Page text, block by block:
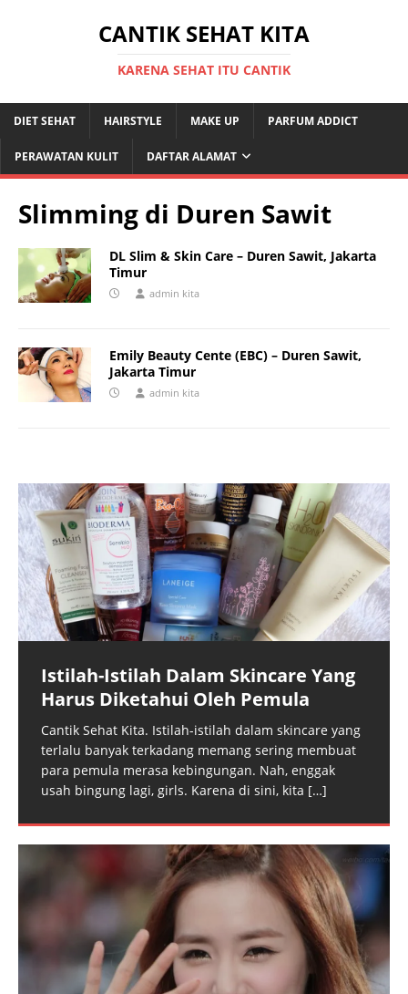
CANTIK SEHAT KITA
KARENA SEHAT ITU CANTIK
DIET SEHAT HAIRSTYLE MAKE UP PARFUM ADDICT
PERAWATAN KULIT DAFTAR ALAMAT
Slimming di Duren Sawit
DL Slim & Skin Care – Duren Sawit, Jakarta
Timur
admin kita
Emily Beauty Cente (EBC) – Duren Sawit,
Jakarta Timur
admin kita
Istilah-Istilah Dalam Skincare Yang
Harus Diketahui Oleh Pemula
Cantik Sehat Kita. Istilah-istilah dalam skincare yang
terlalu banyak terkadang memang sering membuat
para pemula merasa kebingungan. Nah, enggak
usah bingung lagi, girls. Karena di sini, kita […]